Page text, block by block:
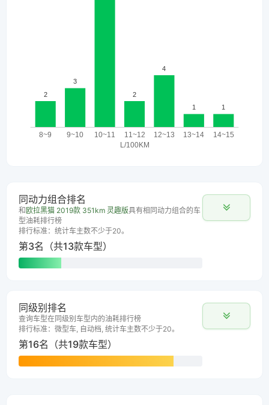
同动力组合排名
和 欧拉黑猫 2019款 351km 灵趣版具有相同动力组合的车
型油耗排行榜
排行标准：统计车主数不少于20。
第3名（共13款车型）
同级别排名
查询车型在同级别车型内的油耗排行榜
排行标准：微型车, 自动档, 统计车主数不少于20。
第16名（共19款车型）